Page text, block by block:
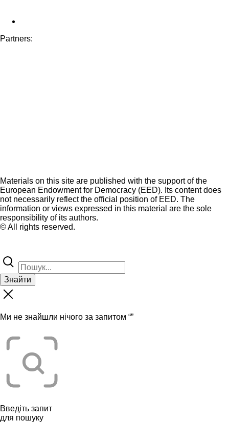
Partners:
Materials on this site are published with the support of the
European Endowment for Democracy (EED). Its content does
not necessarily reflect the official position of EED. The
information or views expressed in this material are the sole
responsibility of its authors.
© All rights reserved.
Знайти
Ми не знайшли нічого за запитом “”
Введіть запит
для пошуку